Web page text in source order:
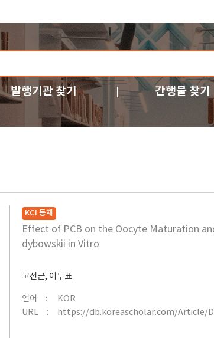
발행기관 찾기 간행물 찾기
KCI 등재
Effect of PCB on the Oocyte Maturation
dybowskii in Vitro
고선근, 이두표
언어
KOR
URL
https://db.koreascholar.com/Article/